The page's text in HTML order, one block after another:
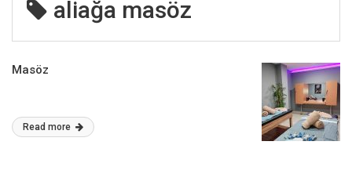
aliağa masöz
Masöz
Read more